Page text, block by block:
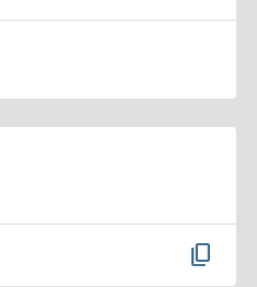
content_copy